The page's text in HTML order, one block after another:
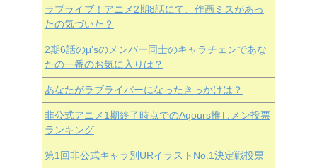
ラブライブ！アニメ2期8話にて、作画ミスがあっ
たの気づいた？
2期6話のμ’sのメンバー同士のキャラチェンであな
たの一番のお気に入りは？
あなたがラブライバーになったきっかけは？
非公式アニメ1期終了時点でのAqours推しメン投票
ランキング
第1回非公式キャラ別URイラストNo.1決定戦投票